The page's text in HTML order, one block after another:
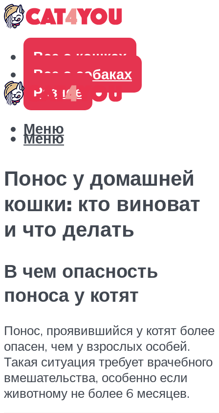
Все о кошках
Все о собаках
Разное
Меню
Меню
Понос у домашней
кошки: кто виноват
и что делать
В чем опасность
поноса у котят
Понос, проявившийся у котят более
опасен, чем у взрослых особей.
Такая ситуация требует врачебного
вмешательства, особенно если
животному не более 6 месяцев.